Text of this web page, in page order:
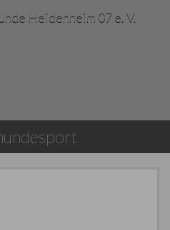
Heidenheim 07 e. V.